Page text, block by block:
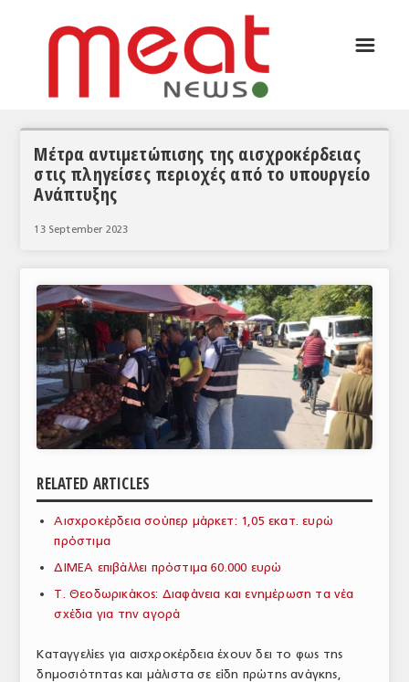
ΣΥΝΕΝΤΕΥΞΕΙΣ
ΚΟΣΜΟΣ
ΕΙΔΗΣΕΙΣ
ΕΥΡΩΠΑΪΚΕΣ ΑΠΟΦΑΣΕΙΣ
ΘΕΜΑΤΑ
ΑΝΑΛΥΣΕΙΣ
ΣΦΑΓΕΙΑ
ΕΞΟΠΛΙΣΜΟΣ
ΥΠΗΡΕΣΙΕΣ
☰
Μέτρα αντιμετώπισης της αισχροκέρδειας
στις πληγείσες περιοχές από το υπουργείο
Ανάπτυξης
13 September 2023
RELATED ARTICLES
Αισχροκέρδεια σούπερ μάρκετ: 1,05 εκατ. ευρώ
πρόστιμα
ΔΙΜΕΑ επιβάλλει πρόστιμα 60.000 ευρώ
Τ. Θεοδωρικάκος: Διαφάνεια και ενημέρωση τα νέα
σχέδια για την αγορά
Καταγγελίες για αισχροκέρδεια έχουν δει το φως της
δημοσιότητας και μάλιστα σε είδη πρώτης ανάγκης,